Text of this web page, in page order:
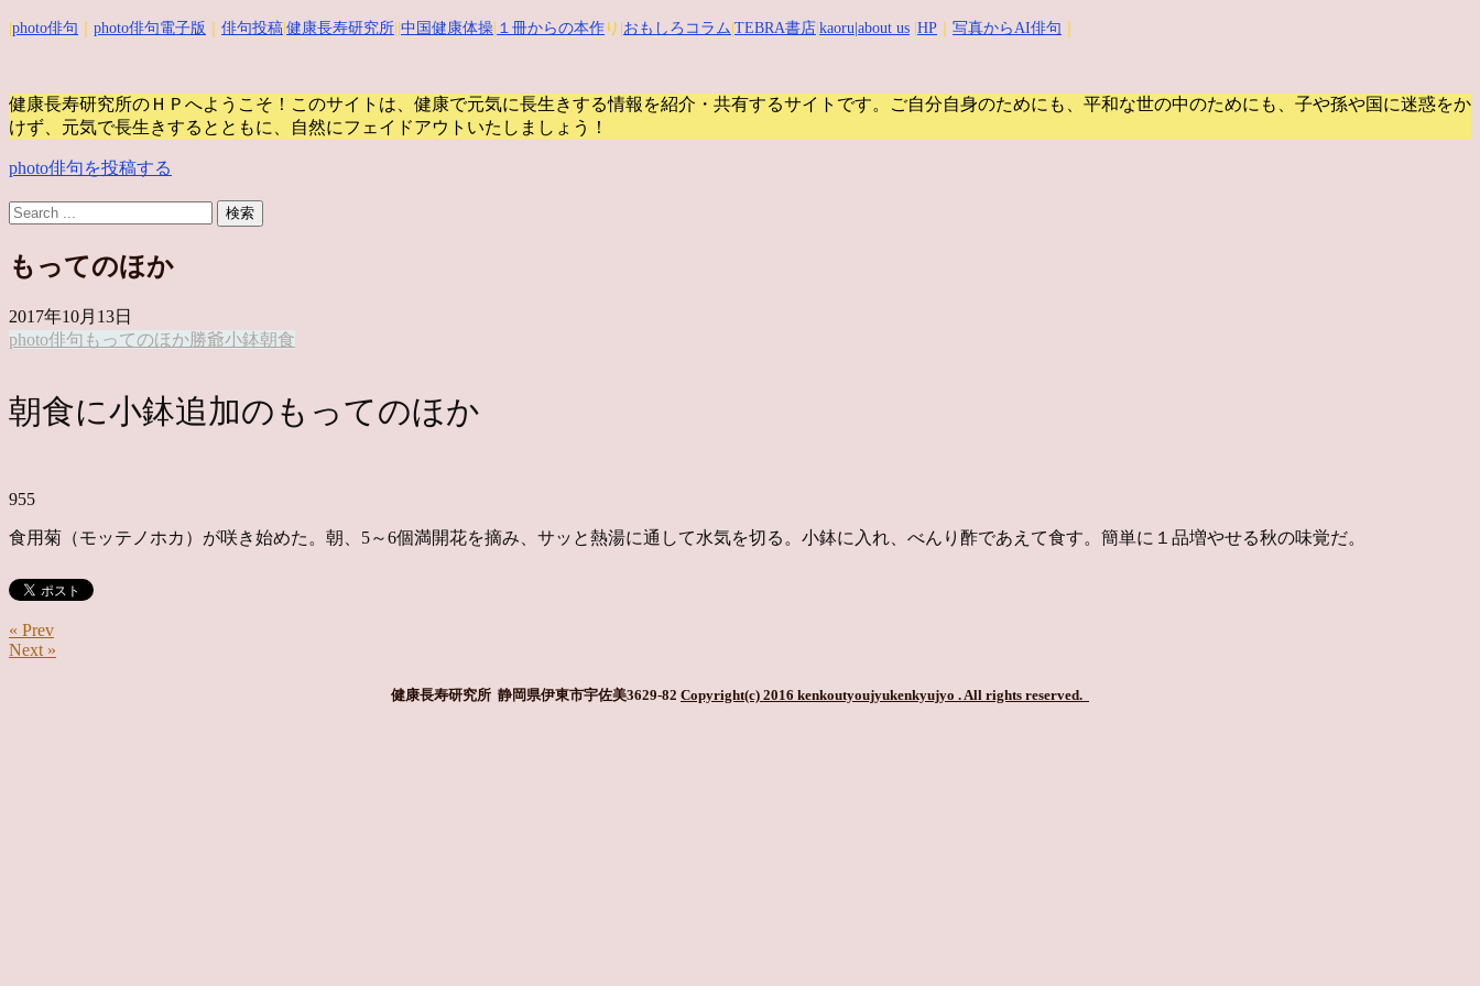
photo俳句 photo俳句電子版 俳句投稿 健康長寿研究所 中国健康体操 １冊からの本作 り| おもしろコラム TEBRA書店 kaoru |about us HP 写真からAI俳句
健康長寿研究所のＨＰへようこそ！このサイトは、健康で元気に長生きする情報を紹介・共有するサイトです。
ご自分自身のためにも、平和な世の中のためにも、子や孫や国に迷惑をか
けず、元気で長生きするとともに、自然にフェイドアウトいたしましょう！
photo俳句を投稿する
もってのほか
2017年10月13日
photo俳句 もってのほか勝爺小鉢朝食
朝食に小鉢追加のもってのほか
955
食用菊（モッテノホカ）が咲き始めた。朝、5～6個満開花を摘み、サッと熱湯に通して水気を切る。小鉢に入れ、べんり酢であえて食す。簡単に１品増やせる秋の味覚だ。
« Prev
Next »
健康長寿研究所 静岡県伊東市宇佐美3629-82 Copyright(c) 2016 kenkoutyoujyukenkyujyo . All rights reserved.